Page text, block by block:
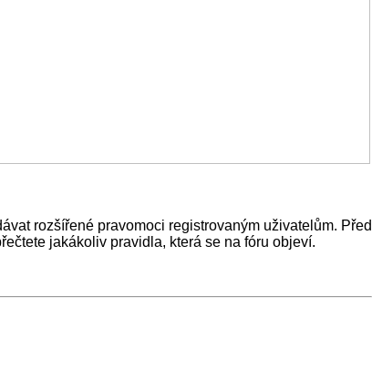
rozšířené pravomoci registrovaným uživatelům. Před
jakákoliv pravidla, která se na fóru objeví.